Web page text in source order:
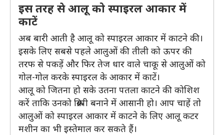
इस तरह से आलू को स्पाइरल आकार में
काटें
अब बारी आती है आलू को स्पाइरल आकार में काटने की।
इसके लिए सबसे पहले आलुओं की तीली को ऊपर की
तरफ से पकड़ें और फिर तेज धार वाले चाकू से आलुओं को
गोल-गोल करके स्पाइरल के आकार में काटें।
आलू को जितना हो सके उतना पतला काटने की कोशिश
करें ताकि उनको क्रिस्पी बनाने में आसानी हो। आप चाहें तो
आलुओं को स्पाइरल आकार में काटने के लिए आलू कटर
मशीन का भी इस्तेमाल कर सकते हैं।